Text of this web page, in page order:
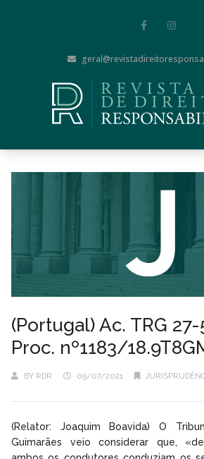
(Portugal) Ac. TRG 27-
Proc. nº1183/
BY RDR 09/07/2021
(Relator: Joaquim Boavida) O
Guimarães veio considerar que,